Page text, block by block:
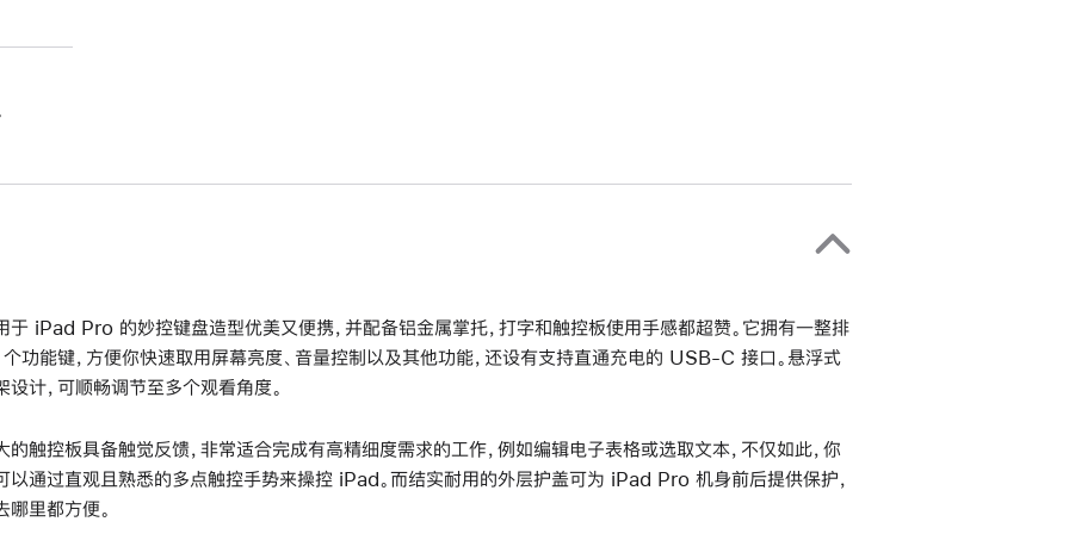
于 iPad Pro 的妙控键盘造型优美又便携，并配备铝金属掌托，打字和触控板使用手感都超赞。它拥有一整排
功能键，方便你快速取用屏幕亮度、音量控制以及其他功能，还设有支持直通充电的 USB-C 接口。悬浮式
设计，可顺畅调节至多个观看角度。
的触控板具备触觉反馈，非常适合完成有高精细度需求的工作，例如编辑电子表格或选取文本，不仅如此，你
以通过直观且熟悉的多点触控手势来操控 iPad。而结实耐用的外层护盖可为 iPad Pro 机身前后提供保护，
哪里都方便。